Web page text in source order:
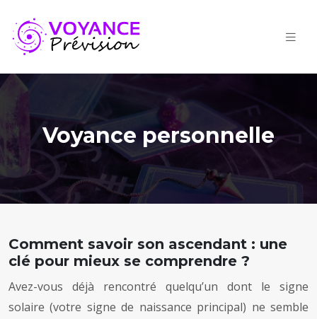
Voyance personnelle
Comment savoir son ascendant : une
clé pour mieux se comprendre ?
Avez-vous déjà rencontré quelqu’un dont le signe
solaire (votre signe de naissance principal) ne semble